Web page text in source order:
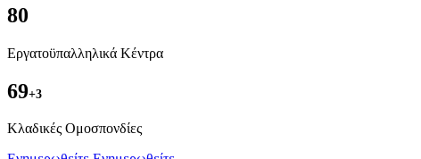
80
Εργατοϋπαλληλικά Κέντρα
69+3
Kλαδικές Ομοσπονδίες